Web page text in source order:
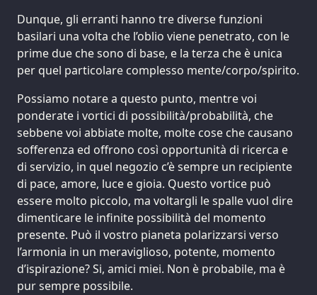
Dunque, gli erranti hanno tre diverse funzioni
basilari una volta che l’oblio viene penetrato, con le
prime due che sono di base, e la terza che è unica
per quel particolare complesso mente/corpo/spirito.
Possiamo notare a questo punto, mentre voi
ponderate i vortici di possibilità/probabilità, che
sebbene voi abbiate molte, molte cose che causano
sofferenza ed offrono così opportunità di ricerca e
di servizio, in quel negozio c’è sempre un recipiente
di pace, amore, luce e gioia. Questo vortice può
essere molto piccolo, ma voltargli le spalle vuol dire
dimenticare le infinite possibilità del momento
presente. Può il vostro pianeta polarizzarsi verso
l’armonia in un meraviglioso, potente, momento
d’ispirazione? Si, amici miei. Non è probabile, ma è
pur sempre possibile.